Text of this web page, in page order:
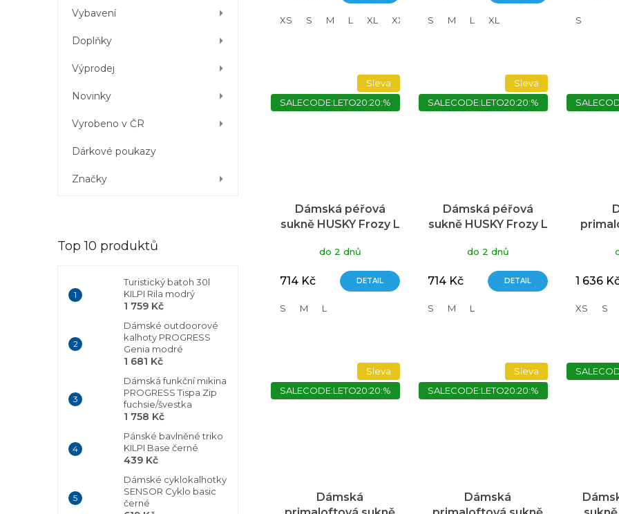
Vybavení
Doplňky
Výprodej
Novinky
Vyrobeno v ČR
Dárkové poukazy
Značky
Top 10 produktů
Turistický batoh 30l
KILPI Rila modrý
1 759 Kč
Dámské outdoorové
kalhoty PROGRESS
Genia modré
1 681 Kč
Dámská funkční mikina
PROGRESS Tispa Zip
fuchsie/švestka
1 758 Kč
Pánské bavlněné triko
KILPI Base černé
439 Kč
Dámské cyklokalhotky
SENSOR Cyklo basic
černé
XS S M L XL XXL S M L XL S
Sleva
SALECODE:LETO20:20:%
Dámská péřová
sukně HUSKY Frozy L
do 2 dnů
714 Kč DETAIL
S M L
Sleva
SALECODE:LETO20:20:%
Dámská péřová
sukně HUSKY Frozy L
do 2 dnů
714 Kč DETAIL
S M L
1 636
XS S
Sleva
SALECODE:LETO20:20:%
Dámská
Sleva
SALECODE:LETO20:20:%
Dámská